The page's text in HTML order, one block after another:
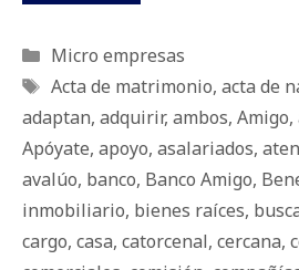
Categorías
Micro empresas
Etiquetas
Acta de matrimonio, acta de
adaptan, adquirir, ambos, Amigo,
Apóyate, apoyo, asalariados,
avalúo, banco, Banco Amigo,
inmobiliario, bienes raíces,
cargo, casa, catorcenal, cercana,